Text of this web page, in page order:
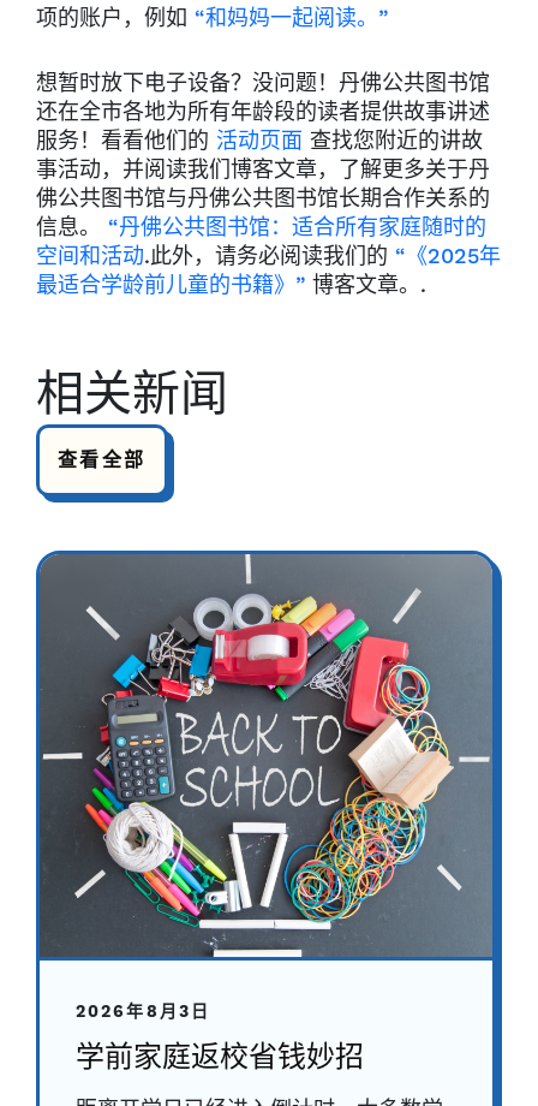
项的账户，例如 “和妈妈一起阅读。”
想暂时放下电子设备？没问题！丹佛公共图书馆
还在全市各地为所有年龄段的读者提供故事讲述
服务！看看他们的 活动页面 查找您附近的讲故
事活动，并阅读我们博客文章，了解更多关于丹
佛公共图书馆与丹佛公共图书馆长期合作关系的
信息。 “丹佛公共图书馆：适合所有家庭随时的
空间和活动.此外，请务必阅读我们的 “《2025年
最适合学龄前儿童的书籍》” 博客文章。.
相关新闻
查看全部
2026年8月3日
学前家庭返校省钱妙招